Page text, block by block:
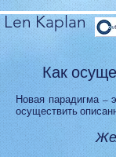
Len Kaplan
Как
Новая парадигма –
осуществить